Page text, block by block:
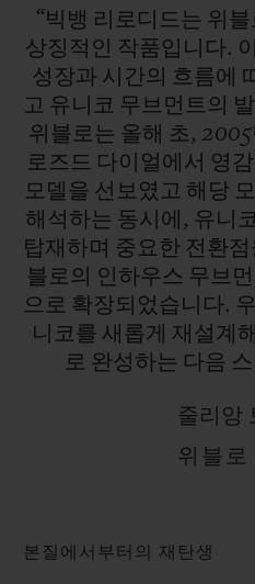
“빅뱅 리로디드는 위블
상징적인 작품입니다.
성장과 시간의 흐름에
고 유니코 무브먼트의
위블로는 올해 초, 2005
로즈드 다이얼에서 영
모델을 선보였고 해당
해석하는 동시에, 유니
탑재하며 중요한 전환점
블로의 인하우스 무브
으로 확장되었습니다.
니코를 새롭게 재설계
로 완성하는 다음 스
줄리앙
위블
본질에서부터의 재탄생